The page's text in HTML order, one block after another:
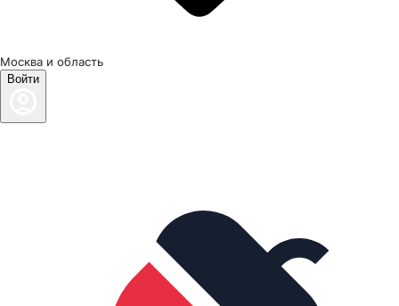
Москва и область
Войти